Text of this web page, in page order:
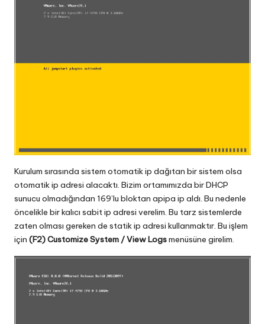
Kurulum sırasında sistem otomatik ip dağıtan bir sistem olsa
otomatik ip adresi alacaktı. Bizim ortamımızda bir DHCP
sunucu olmadığından 169’lu bloktan apipa ip aldı. Bu nedenle
öncelikle bir kalıcı sabit ip adresi verelim. Bu tarz sistemlerde
zaten olması gereken de statik ip adresi kullanmaktır. Bu işlem
için (F2) Customize System / View Logsmenüsüne girelim.